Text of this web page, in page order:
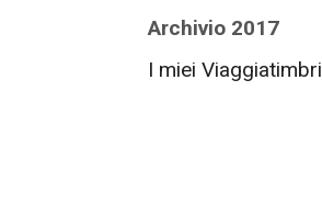
Archivio 2017
I miei Viaggiatimbri